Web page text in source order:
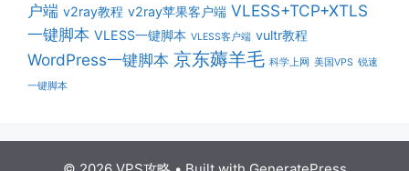
户端 v2ray教程 v2ray苹果客户端 VLESS+TCP+XTLS
一键脚本 VLESS一键脚本 VLESS客户端 vultr教程
WordPress一键脚本 京东薅羊毛 科学上网 美国VPS 锐速
一键脚本